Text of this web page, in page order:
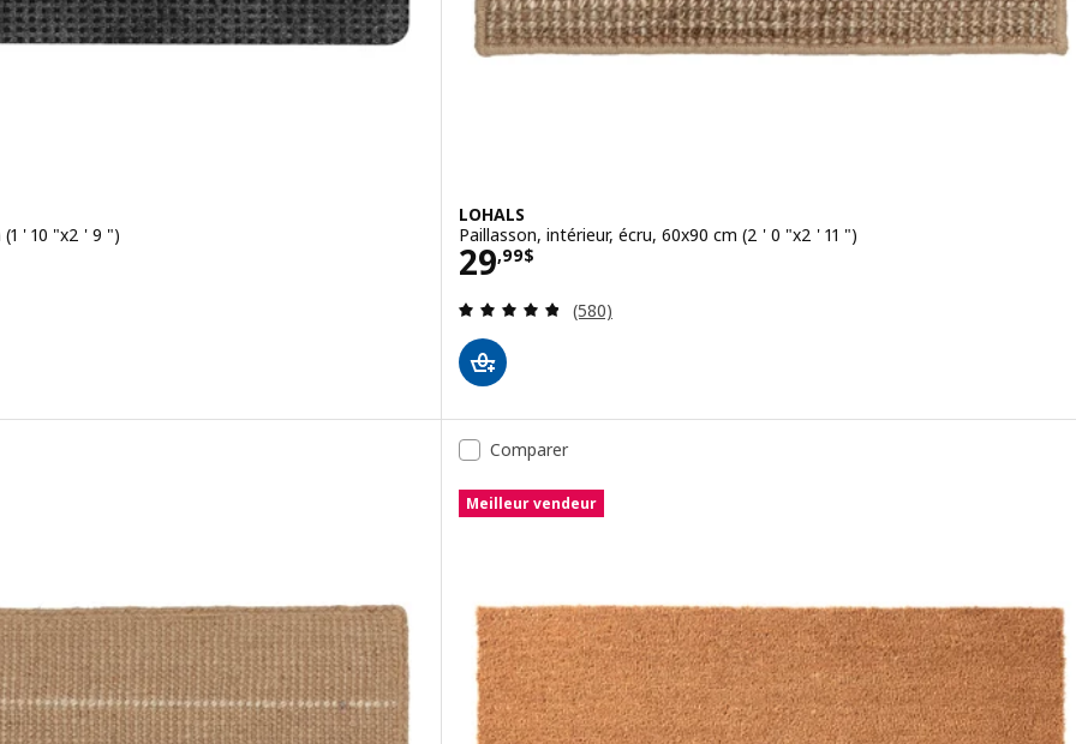
' 10 "x2 ' 9 ")
sur des 5 Étoiles. Total des évaluations:
LOHALS
Paillasson, intérieur, écru, 60x90 cm (2 ' 0 "x2 ' 11 ")
29,99$
Prix 29,99$
Examen: 4.8 sur des 5 Étoiles. Total des évaluations:
(580)
Comparer
Meilleur vendeur